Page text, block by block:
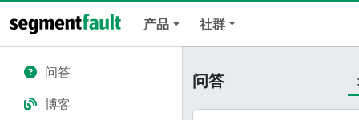
产品 社群
问答
博客
问答